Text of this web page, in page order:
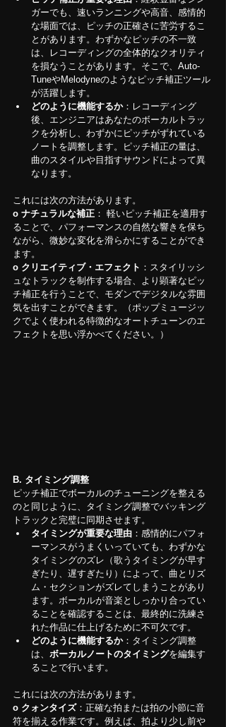
ガーでも、速いランニングや高音、感情的
な場面では、ピッチの正確さに苦労するこ
とがあります。わずかなピッチの不一致
は、レコーディングの全体的なクオリティ
を損なうことがあります。そこで、Auto-
TuneやMelodyneのようなピッチ補正ツール
が活躍します。
どのように機能するか：レコーディング
後、エンジニアはあなたのボーカルトラッ
クを分析し、わずかにピッチがずれている
ノートを調整します。ピッチ補正の量は、
曲のスタイルや目指すサウンドによって異
なります。
これには次の方法があります。
o ナチュラルな補正 ： 軽いピッチ補正を適用す
ることで、パフォーマンスの自然な響きを保ち
ながら、微妙な変化を滑らかにすることができ
ます。
o クリエイティブ・エフェクト ：スタイリッシ
ュなトラックを制作する場合、より顕著なピッ
チ補正を行うことで、モダンでデジタルな雰囲
気を出すことができます。（ポップミュージッ
クでよく使われる特徴的なオートチューンのエ
フェクトを思い浮かべてください。）
B. タイミング調整
ピッチ補正でボーカルのチューニングを整える
のと同じように、タイミング調整でバッキング
トラックと完璧に同期させます。
タイミングが重要な理由 ：感情的にパフォ
ーマンスがうまくいっていても、わずかな
タイミングのズレ（歌うタイミングが早す
ぎたり、遅すぎたり）によって、曲とリズ
ム・セクションがズレてしまうことがあり
ます。ボーカルが音楽としっかり合ってい
ることを確認することは、最終的に洗練さ
れた作品に仕上げるために不可欠です。
どのように機能するか：タイミング調整
は、 ボーカルノートのタイミングを編集す
ることで行います。
これには次の方法があります。
o クォンタイズ：正確な拍または拍の小節に音
符を揃える作業です。例えば、拍より少し前や